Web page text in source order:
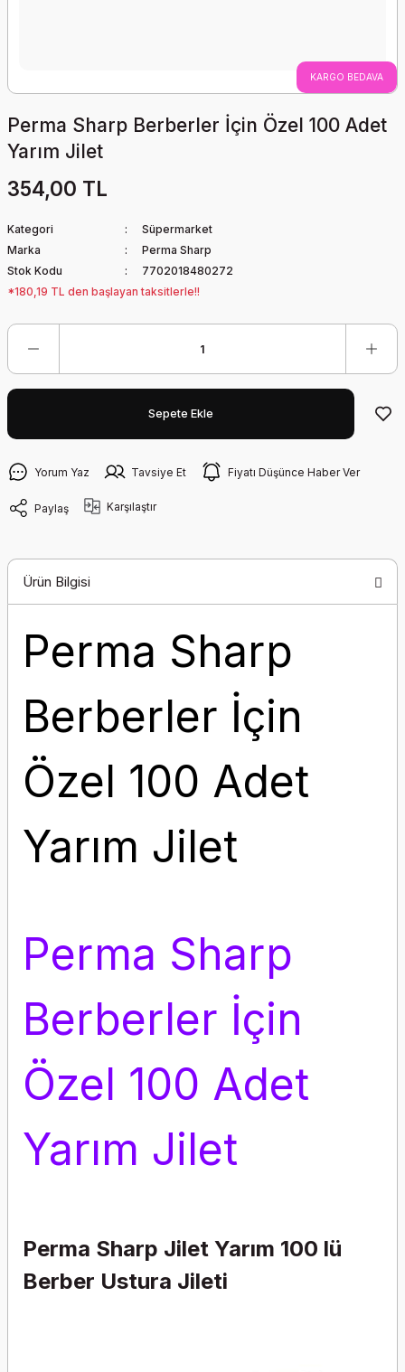
KARGO BEDAVA
Perma Sharp Berberler İçin Özel 100 Adet
Yarım Jilet
354,00 TL
Kategori
Süpermarket
Marka
Perma Sharp
Stok Kodu
7702018480272
*180,19 TL den başlayan taksitlerle!!
Sepete Ekle
Yorum Yaz Tavsiye Et Fiyatı Düşünce Haber Ver
Paylaş Karşılaştır
Ürün Bilgisi
Perma Sharp
Berberler İçin
Özel 100 Adet
Yarım Jilet
Perma Sharp
Berberler İçin
Özel 100 Adet
Yarım Jilet
Perma Sharp Jilet Yarım 100 lü
Berber Ustura Jileti